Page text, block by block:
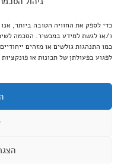
כדי לספק את החוויה הטובה ביותר,
ו/או לגשת למידע במכשיר. הסכמה
כמו התנהגות גולשים או מזהים
לפגוע בפעולתן של תכונות או